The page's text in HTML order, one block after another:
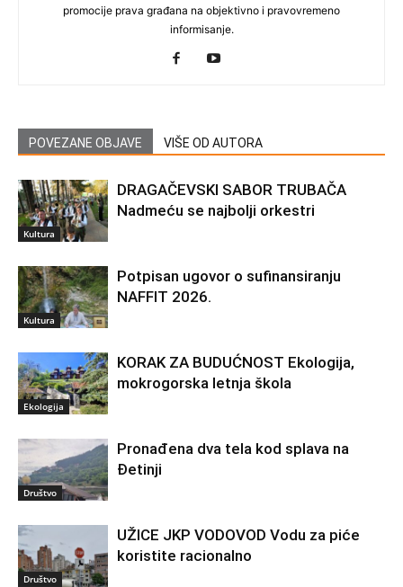
promocije prava građana na objektivno i pravovremeno
informisanje.
POVEZANE OBJAVE VIŠE OD AUTORA
Kultura
DRAGAČEVSKI SABOR TRUBAČA
Nadmeću se najbolji orkestri
Kultura
Potpisan ugovor o sufinansiranju
NAFFIT 2026.
Ekologija
KORAK ZA BUDUĆNOST Ekologija,
mokrogorska letnja škola
Društvo
Pronađena dva tela kod splava na
Đetinji
Društvo
UŽICE JKP VODOVOD Vodu za piće
koristite racionalno